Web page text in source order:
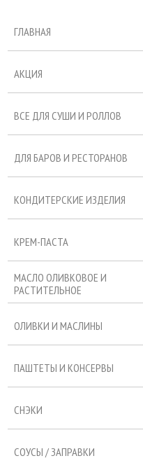
ГЛАВНАЯ
АКЦИЯ
ВСЕ ДЛЯ СУШИ И РОЛЛОВ
ДЛЯ БАРОВ И РЕСТОРАНОВ
КОНДИТЕРСКИЕ ИЗДЕЛИЯ
КРЕМ-ПАСТА
МАСЛО ОЛИВКОВОЕ И
РАСТИТЕЛЬНОЕ
ОЛИВКИ И МАСЛИНЫ
ПАШТЕТЫ И КОНСЕРВЫ
СНЭКИ
СОУСЫ / ЗАПРАВКИ